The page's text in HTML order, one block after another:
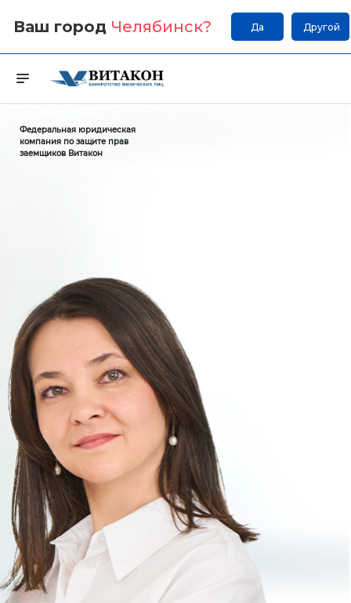
Ваш город Челябинск? Да Другой
Федеральная юридическая
компания по защите прав
заемщиков Витакон